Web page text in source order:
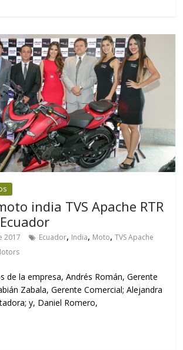
india TVS Apache RTR
2017 Ecuador, India, Moto,TVS Apache
de la empresa, Andrés Román, Gerente
Zabala, Gerente Comercial; Alejandra
y, Daniel Romero,